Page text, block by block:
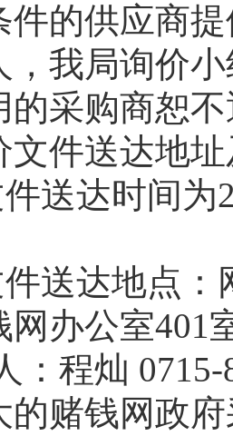
件的供应商
，我局询价
的采购商恕
文件送达地
送达时间为
送达地点
网办公室401
：程灿 0715-
的赌钱网政